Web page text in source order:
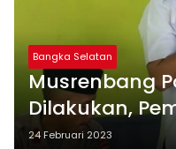
Bangka Selatan
Musrenbang
Dilakukan,
Kecamatan
24 Februari 2023